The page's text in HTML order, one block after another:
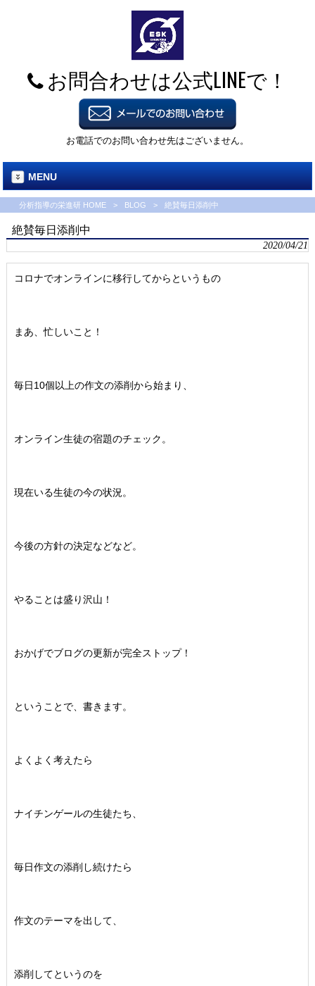
お問合わせは公式LINEで！
お電話でのお問い合わせ先はございません。
MENU
分析指導の栄進研 HOME > BLOG > 絶賛毎日添削中
絶賛毎日添削中
2020/04/21
コロナでオンラインに移行してからというもの
まあ、忙しいこと！
毎日10個以上の作文の添削から始まり、
オンライン生徒の宿題のチェック。
現在いる生徒の今の状況。
今後の方針の決定などなど。
やることは盛り沢山！
おかげでブログの更新が完全ストップ！
ということで、書きます。
よくよく考えたら
ナイチンゲールの生徒たち、
毎日作文の添削し続けたら
作文のテーマを出して、
添削してというのを